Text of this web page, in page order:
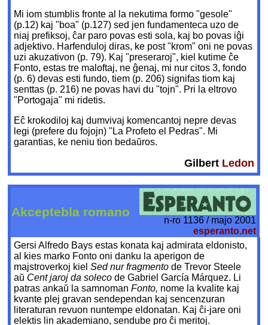
Mi iom stumblis fronte al la nekutima formo "gesole"
(p.12) kaj "boa" (p.127) sed jen fundamenteca uzo de
niaj prefiksoj, ĉar paro povas esti sola, kaj bo povas iĝi
adjektivo. Harfenduloj diras, ke post "krom" oni ne povas
uzi akuzativon (p. 79). Kaj "preseraroj", kiel kutime ĉe
Fonto, estas tre maloftaj, ne ĝenaj, mi nur citos 3, fondo
(p. 6) devas esti fundo, tiem (p. 206) signifas tiom kaj
senttas (p. 216) ne povas havi du "tojn". Pri la eltrovo
"Portogaja" mi ridetis.
Eĉ krokodiloj kaj dumvivaj komencantoj nepre devas
legi (prefere du fojojn) "La Profeto el Pedras". Mi
garantias, ke neniu tion bedaŭros.
Gilbert Ledon
Akceptebla romano
n-ro 1136 / majo 2001
esperanto.net
Gersi Alfredo Bays estas konata kaj admirata eldonisto,
al kies marko Fonto oni danku la aperigon de
majstroverkoj kielSed nur fragmentode Trevor Steele
aŭ Cent jaroj da solecode Gabriel García Márquez. Li
patras ankaŭ la samnomanFonto, nome la kvalite kaj
kvante plej gravan sendependan kaj sencenzuran
literaturan revuon nuntempe eldonatan. Kaj ĉi-jare oni
elektis lin akademiano, sendube pro ĉi meritoj.